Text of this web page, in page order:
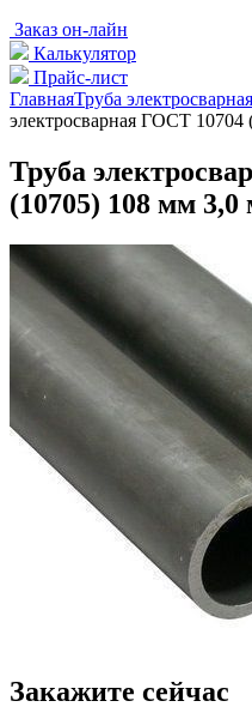
Заказ он-лайн
Калькулятор
Прайс-лист
ГлавнаяТруба
электросварная ГОСТ
Труба
(10705) 108 мм
Закажите сейчас